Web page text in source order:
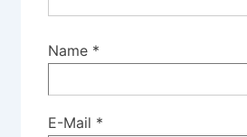
Name *
E-Mail *